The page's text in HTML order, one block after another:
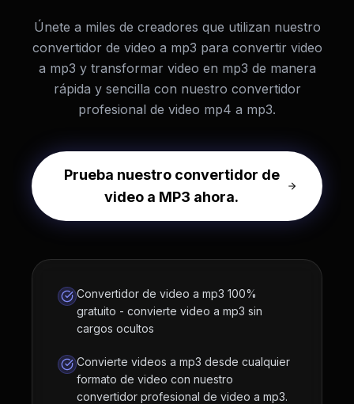
Únete a miles de creadores que utilizan nuestro
convertidor de video a mp3 para convertir video
a mp3 y transformar video en mp3 de manera
rápida y sencilla con nuestro convertidor
profesional de video mp4 a mp3.
Prueba nuestro convertidor de
video a MP3 ahora.
Convertidor de video a mp3 100%
gratuito - convierte video a mp3 sin
cargos ocultos
Convierte videos a mp3 desde cualquier
formato de video con nuestro
convertidor profesional de video a mp3.